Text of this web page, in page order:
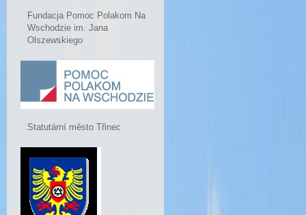
Fundacja Pomoc Polakom Na
Wschodzie im. Jana
Olszewskiego
Statutární město Třinec